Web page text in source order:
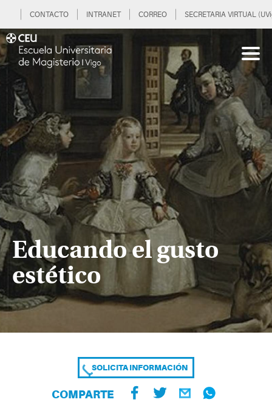
CONTACTO INTRANET CORREO SECRETARIA VIRTUAL
Educando el gusto
estético
SOLICITA INFORMACIÓN
COMPARTE